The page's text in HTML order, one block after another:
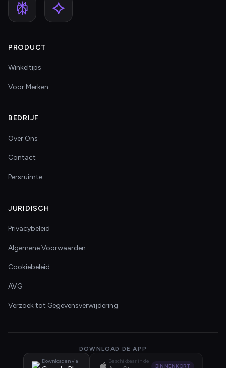
PRODUCT
Winkeltips
Voor Merken
BEDRIJF
Over Ons
Contact
Persruimte
JURIDISCH
Privacybeleid
Algemene Voorwaarden
Cookiebeleid
AVG
Verzoek tot Gegevensverwijdering
DOWNLOAD DE APP
Downloaden via Beschikbaar in de
BINNENKORT